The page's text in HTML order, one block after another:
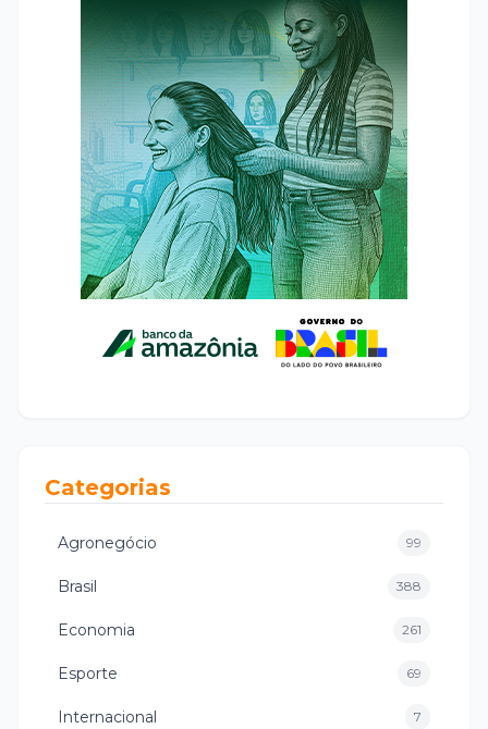
Categorias
Agronegócio 99
Brasil 388
Economia 261
Esporte 69
Internacional 7